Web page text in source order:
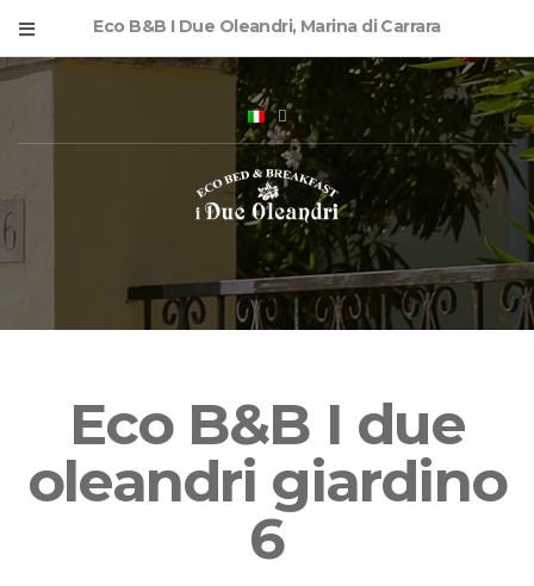
Eco B&B I Due Oleandri, Marina di Carrara
Eco B&B I due
oleandri giardino
6